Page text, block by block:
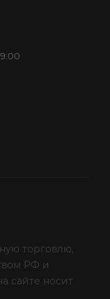
торговлю,
РФ и
сайте носит